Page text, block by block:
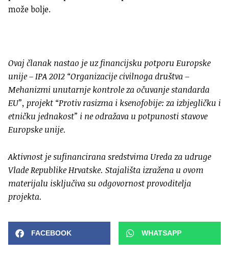
može bolje.
Ovaj članak nastao je uz financijsku potporu Europske
unije – IPA 2012 “Organizacije civilnoga društva –
Mehanizmi unutarnje kontrole za očuvanje standarda
EU”, projekt “Protiv rasizma i ksenofobije: za izbjegličku i
etničku jednakost” i ne odražava u potpunosti stavove
Europske unije.
Aktivnost je sufinancirana sredstvima Ureda za udruge
Vlade Republike Hrvatske. Stajališta izražena u ovom
materijalu isključiva su odgovornost provoditelja
projekta.
FACEBOOK WHATSAPP